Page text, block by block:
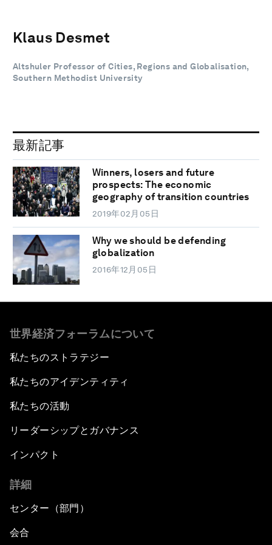
Klaus Desmet
Altshuler Professor of Cities, Regions and Globalisation,
Southern Methodist University
最新記事
Winners, losers and future
prospects: The economic
geography of transition countries
2019年02月05日
Why we should be defending
globalization
2016年12月05日
世界経済フォーラムについて
私たちのストラテジー
私たちのアイデンティティ
私たちの活動
リーダーシップとガバナンス
インパクト
詳細
センター（部門）
会合